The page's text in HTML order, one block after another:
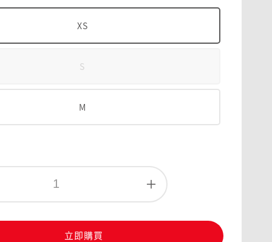
XS
S
M
立即購買